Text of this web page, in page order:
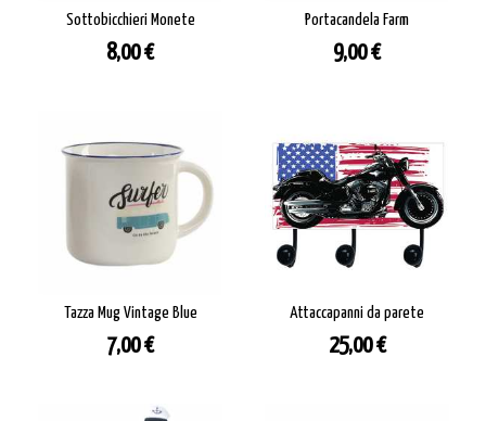
Sottobicchieri Monete
Prezzo
8,00 €
Portacandela Farm
Prezzo
9,00 €
Tazza Mug Vintage Blue
Prezzo
7,00 €
Attaccapanni da parete
Prezzo
25,00 €